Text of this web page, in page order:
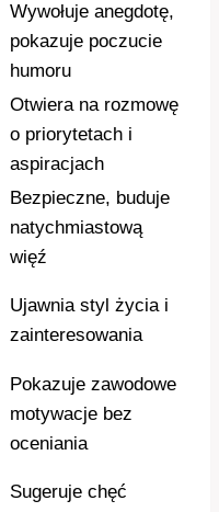
Wywołuje anegdotę,
pokazuje poczucie
humoru
Otwiera na rozmowę
o priorytetach i
aspiracjach
Bezpieczne, buduje
natychmiastową
więź
Ujawnia styl życia i
zainteresowania
Pokazuje zawodowe
motywacje bez
oceniania
Sugeruje chęć